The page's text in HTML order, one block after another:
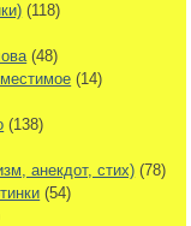
(118)
(48)
(14)
(138)
анекдот, стих) (78)
(54)